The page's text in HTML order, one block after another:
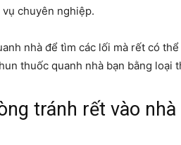
chuyên nghiệp.
nhà để tìm các lối mà rết có
thuốc quanh nhà bạn bằng loại
tránh rết vào nhà